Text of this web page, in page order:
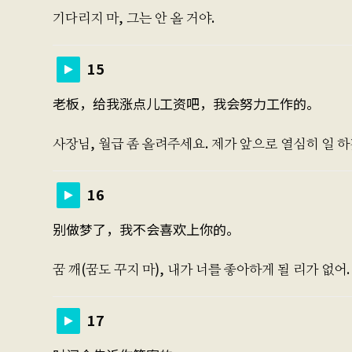
기다리지 마, 그는 안 올 거야.
15
老板，给我涨点儿工资吧，我会努力工作的。
사장님, 월급 좀 올려주세요. 제가 앞으로 열심히 일
16
别做梦了，我不会喜欢上你的。
꿈 깨(꿈도 꾸지 마), 내가 너를 좋아하게 될 리가 없어.
17